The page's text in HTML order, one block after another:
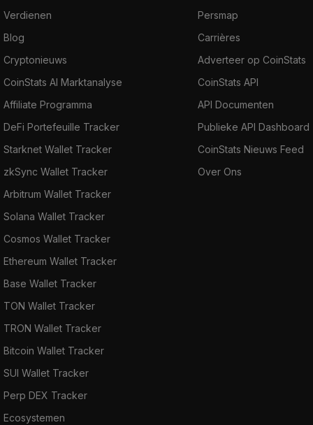
Verdienen
Blog
Cryptonieuws
CoinStats AI Marktanalyse
Affiliate Programma
DeFi Portefeuille Tracker
Starknet Wallet Tracker
zkSync Wallet Tracker
Arbitrum Wallet Tracker
Solana Wallet Tracker
Cosmos Wallet Tracker
Ethereum Wallet Tracker
Base Wallet Tracker
TON Wallet Tracker
TRON Wallet Tracker
Bitcoin Wallet Tracker
SUI Wallet Tracker
Perp DEX Tracker
Ecosystemen
Persmap
Carrières
Adverteer op CoinStats
CoinStats API
API Documenten
Publieke API Dashboard
CoinStats Nieuws Feed
Over Ons